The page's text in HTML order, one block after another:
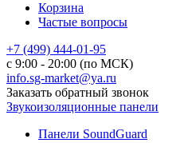
Корзина
Частые вопросы
+7 (499) 444-01-95
с 9:00 - 20:00 (по МСК)
info.sg-market@ya.ru
Заказать обратный звонок
Звукоизоляционные панели
Панели SoundGuard